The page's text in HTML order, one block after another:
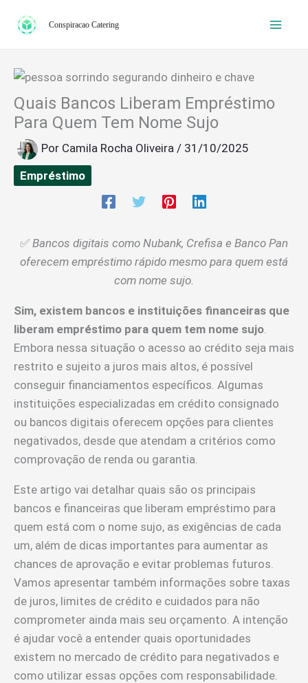
para
Conspiracao Catering
Quais Bancos Liberam Empréstimo
Para Quem Tem Nome Sujo
Por Camila Rocha Oliveira / 31/10/2025
Empréstimo
✅ Bancos digitais como Nubank, Crefisa e Banco Pan
oferecem empréstimo rápido mesmo para quem está
com nome sujo.
Sim, existem bancos e instituições financeiras que
liberam empréstimo para quem tem nome sujo
Embora nessa situação o acesso ao crédito seja mais
restrito e sujeito a juros mais altos, é possível
conseguir financiamentos específicos. Algumas
instituições especializadas em crédito consignado
ou bancos digitais oferecem opções para clientes
negativados, desde que atendam a critérios como
comprovação de renda ou garantia.
Este artigo vai detalhar quais são os principais
bancos e financeiras que liberam empréstimo para
quem está com o nome sujo, as exigências de cada
um, além de dicas importantes para aumentar as
chances de aprovação e evitar problemas futuros.
Vamos apresentar também informações sobre taxas
de juros, limites de crédito e cuidados para não
comprometer ainda mais seu orçamento. A intenção
é ajudar você a entender quais oportunidades
existem no mercado de crédito para negativados e
como utilizar essas opções com responsabilidade.